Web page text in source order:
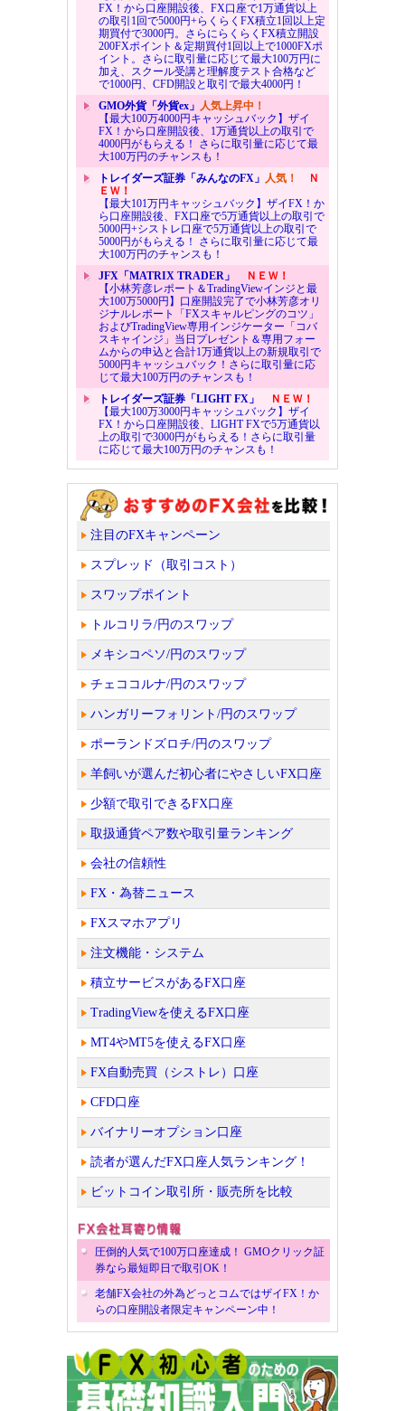
FX！から口座開設後、FX口座で1万通貨以上
の取引1回で5000円+らくらくFX積立1回以上定
期買付で3000円。さらにらくらくFX積立開設
200FXポイント＆定期買付1回以上で1000FXポ
イント。さらに取引量に応じて最大100万円に
加え、スクール受講と理解度テスト合格など
で1000円、CFD開設と取引で最大4000円！
GMO外貨「外貨ex」 人気上昇中！
【最大100万4000円キャッシュバック】ザイ
FX！から口座開設後、1万通貨以上の取引で
4000円がもらえる！ さらに取引量に応じて最
大100万円のチャンスも！
トレイダーズ証券「みんなのFX」 人気！
Ｎ
ＥＷ！
【最大101万円キャッシュバック】ザイFX！か
ら口座開設後、FX口座で5万通貨以上の取引で
5000円+シストレ口座で5万通貨以上の取引で
5000円がもらえる！ さらに取引量に応じて最
大100万円のチャンスも！
JFX「MATRIX TRADER」
ＮＥＷ！
【小林芳彦レポート＆TradingViewインジと最
大100万5000円】口座開設完了で小林芳彦オリ
ジナルレポート「FXスキャルピングのコツ」
およびTradingView専用インジケーター「コバ
スキャインジ」当日プレゼント＆専用フォー
ムからの申込と合計1万通貨以上の新規取引で
5000円キャッシュバック！さらに取引量に応
じて最大100万円のチャンスも！
トレイダーズ証券「LIGHT FX」
ＮＥＷ！
【最大100万3000円キャッシュバック】ザイ
FX！から口座開設後、LIGHT FXで5万通貨以
上の取引で3000円がもらえる！さらに取引量
に応じて最大100万円のチャンスも！
注目のFXキャンペーン
スプレッド（取引コスト）
スワップポイント
トルコリラ/円のスワップ
メキシコペソ/円のスワップ
チェココルナ/円のスワップ
ハンガリーフォリント/円のスワップ
ポーランドズロチ/円のスワップ
羊飼いが選んだ初心者にやさしいFX口座
少額で取引できるFX口座
取扱通貨ペア数や取引量ランキング
会社の信頼性
FX・為替ニュース
FXスマホアプリ
注文機能・システム
積立サービスがあるFX口座
TradingViewを使えるFX口座
MT4やMT5を使えるFX口座
FX自動売買（シストレ）口座
CFD口座
バイナリーオプション口座
読者が選んだFX口座人気ランキング！
ビットコイン取引所・販売所を比較
圧倒的人気で100万口座達成！ GMOクリック証
券なら最短即日で取引OK！
老舗FX会社の外為どっとコムではザイFX！か
らの口座開設者限定キャンペーン中！